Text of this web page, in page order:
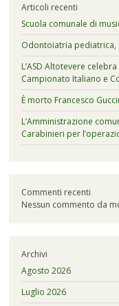
Articoli recenti
Scuola comunale di
Odontoiatria pediatrica,
L’ASD Altotevere
Campionato Italiano e
È morto Francesco
L’Amministrazione
Carabinieri per
Commenti recenti
Nessun commento da
Archivi
Agosto 2026
Luglio 2026